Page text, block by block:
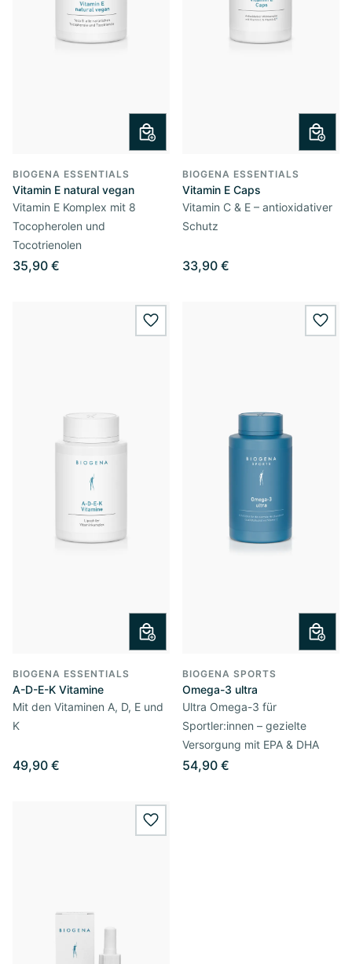
BIOGENA ESSENTIALS
Vitamin E natural vegan
Vitamin E Komplex mit 8
Tocopherolen und
Tocotrienolen
35,90 €
BIOGENA ESSENTIALS
Vitamin E Caps
Vitamin C & E – antioxidativer
Schutz
33,90 €
wishlist.add
BIOGENA ESSENTIALS
A-D-E-K Vitamine
Mit den Vitaminen A, D, E und
K
49,90 €
BIOGENA SPORTS
Omega-3 ultra
Ultra Omega-3 für
Sportler:innen – gezielte
Versorgung mit EPA & DHA
54,90 €
wishlist.add